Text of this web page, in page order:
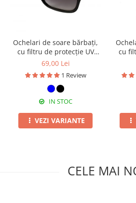
Ochelari de soare bărbați,
cu filtru de protecție UV
400, cu toc cadou, OSB55
69,00 Lei
1 Review
IN STOC
VEZI VARIANTE
cu
400,
CELE MAI